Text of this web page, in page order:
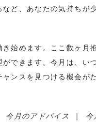
ど、あなたの気持ちが
き始め ます。 ここ数ヶ月
できます。今月は、い
ンスを見つける機会が
今月のアドバイス | 今